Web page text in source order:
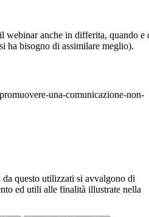
webinar anche in differita, quando
ha bisogno di assimilare meglio).
una-comunicazione-non-
questo utilizzati si avvalgono di
ed utili alle finalità illustrate nella